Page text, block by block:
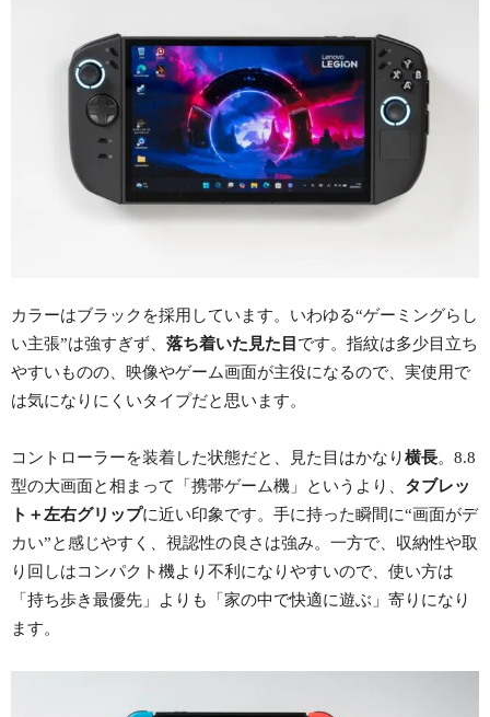
カラーはブラックを採用しています。いわゆる“ゲーミングらし
い主張”は強すぎず、 落ち着いた見た目 です。指紋は多少目立ち
やすいものの、映像やゲーム画面が主役になるので、実使用で
は気になりにくいタイプだと思います。
コントローラーを装着した状態だと、見た目はかなり横長。8.8
型の大画面と相まって「携帯ゲーム機」というより、 タブレッ
ト＋左右グリップに近い印象です。手に持った瞬間に“画面がデ
カい”と感じやすく、視認性の良さは強み。一方で、収納性や取
り回しはコンパクト機より不利になりやすいので、使い方は
「持ち歩き最優先」よりも「家の中で快適に遊ぶ」寄りになり
ます。